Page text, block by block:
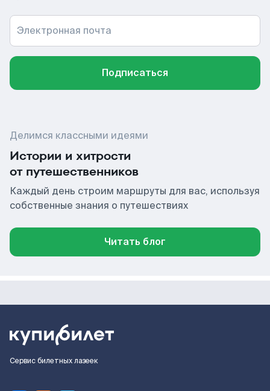
Электронная почта
Подписаться
Делимся классными идеями
Истории и хитрости
от путешественников
Каждый день строим маршруты для вас, используя
собственные знания о путешествиях
Читать блог
Сервис билетных лазеек